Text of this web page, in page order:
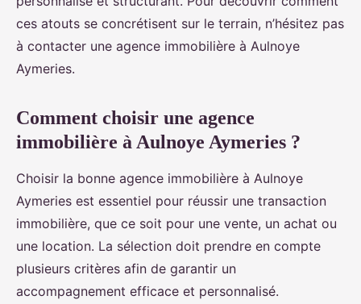
ces atouts se concrétisent sur le terrain, n’hésitez pas
à contacter une agence immobilière à Aulnoye
Aymeries.
Comment choisir une agence
immobilière à Aulnoye Aymeries ?
Choisir la bonne agence immobilière à Aulnoye
Aymeries est essentiel pour réussir une transaction
immobilière, que ce soit pour une vente, un achat ou
une location. La sélection doit prendre en compte
plusieurs critères afin de garantir un
accompagnement efficace et personnalisé.